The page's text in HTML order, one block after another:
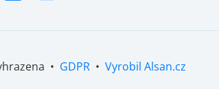
• GDPR • Vyrobil Alsan.cz